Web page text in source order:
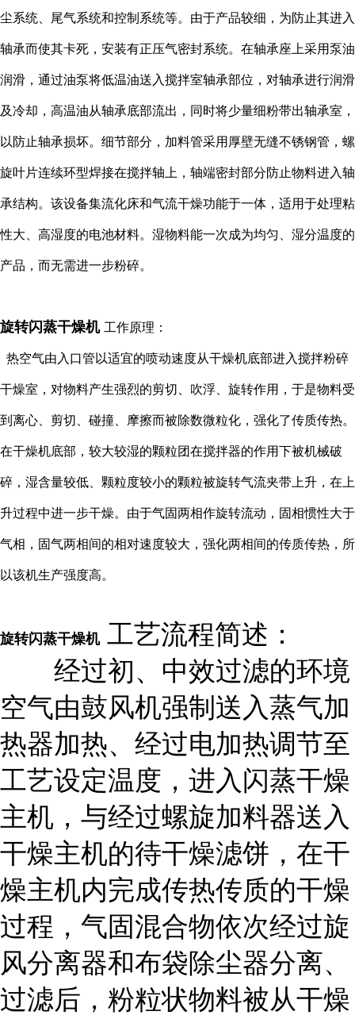
尘系统、尾气系统和控制系统等。由于产品较细，为防止其进入
轴承而使其卡死，安装有正压气密封系统。在轴承座上采用泵油
润滑，通过油泵将低温油送入搅拌室轴承部位，对轴承进行润滑
及冷却，高温油从轴承底部流出，同时将少量细粉带出轴承室，
以防止轴承损坏。细节部分，加料管采用厚壁无缝不锈钢管，螺
旋叶片连续环型焊接在搅拌轴上，轴端密封部分防止物料进入轴
承结构。该设备集流化床和气流干燥功能于一体，适用于处理粘
性大、高湿度的电池材料。湿物料能一次成为均匀、湿分温度的
产品，而无需进一步粉碎。
旋转闪蒸干燥机 工作原理：
热空气由入口管以适宜的喷动速度从干燥机底部进入搅拌粉碎
干燥室，对物料产生强烈的剪切、吹浮、旋转作用，于是物料受
到离心、剪切、碰撞、摩擦而被除数微粒化，强化了传质传热。
在干燥机底部，较大较湿的颗粒团在搅拌器的作用下被机械破
碎，湿含量较低、颗粒度较小的颗粒被旋转气流夹带上升，在上
升过程中进一步干燥。由于气固两相作旋转流动，固相惯性大于
气相，固气两相间的相对速度较大，强化两相间的传质传热，所
以该机生产强度高。
旋转闪蒸干燥机工艺流程简述：
经过初、中效过滤的环境
空气由鼓风机强制送入蒸气加
热器加热、经过电加热调节至
工艺设定温度，进入闪蒸干燥
主机，与经过螺旋加料器送入
干燥主机的待干燥滤饼，在干
燥主机内完成传热传质的干燥
过程，气固混合物依次经过旋
风分离器和布袋除尘器分离、
过滤后，粉粒状物料被从干燥